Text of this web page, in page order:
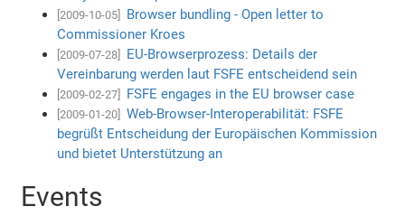
[2009-10-05]
Browser bundling - Open letter to
Commissioner Kroes
[2009-07-28]
EU-Browserprozess: Details der
Vereinbarung werden laut FSFE entscheidend sein
[2009-02-27] FSFE engages in the EU browser case
[2009-01-20]
Web-Browser-Interoperabilität: FSFE
begrüßt Entscheidung der Europäischen Kommission
und bietet Unterstützung an
Events